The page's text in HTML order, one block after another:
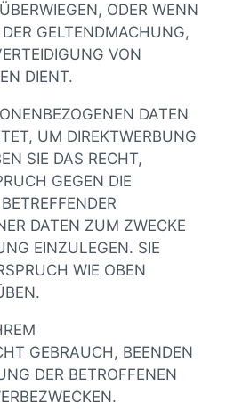
ODER WENN
GELTENDMACHUNG,
VON
DIENT.
DATEN
UM DIREKTWERBUNG
SIE DAS RECHT,
GEGEN DIE
DATEN ZUM ZWECKE
EINZULEGEN. SIE
WIE OBEN
GEBRAUCH, BEENDEN
DER BETROFFENEN